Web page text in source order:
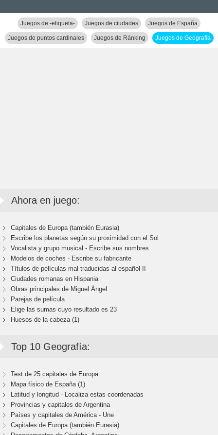
Juegos de -etiqueta- Juegos de ciudades Juegos de España
Juegos de puntos cardinales Juegos de Ránking Juegos de Geografía
Ahora en juego:
Capitales de Europa (también Eurasia)
Escribe los planetas según su proximidad con el Sol
Vocalista y grupo musical - Escribe sus nombres
Modelos de coches - Escribe su fabricante
Títulos de películas mal traducidas al español II
Ciudades romanas en Hispania
Obras principales de Miguel Ángel
Parejas de película
Elige las sumas cuyo resultado es 23
Huesos de la cabeza (1)
Top 10 Geografía:
Test de 25 capitales de Europa
Mapa físico de España (1)
Latitud y longitud - Localiza estas coordenadas
Provincias y capitales de Argentina
Países y capitales de América - Une
Capitales de Europa (también Eurasia)